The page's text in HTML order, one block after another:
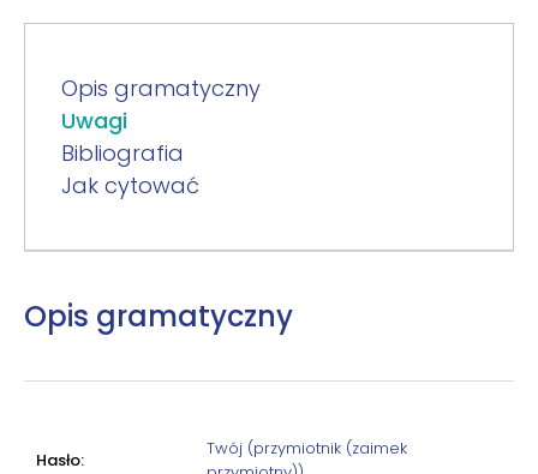
Opis gramatyczny
Uwagi
Bibliografia
Jak cytować
Opis gramatyczny
Hasło:
Twój (przymiotnik (zaimek